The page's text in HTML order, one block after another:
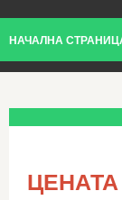
НАЧАЛНА
ЦЕНАТА